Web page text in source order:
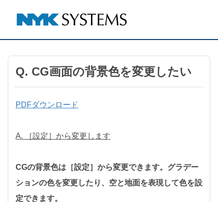
Q. CG画面の背景色を変更したい
PDFダウンロード
A. ［設定］から変更します
CGの背景色は［設定］から変更できます。グラデー
ションの色を変更したり、空と地面を表現して色を設
定できます。